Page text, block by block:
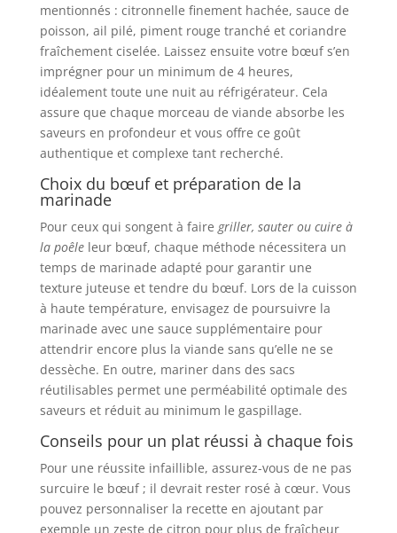
mentionnés : citronnelle finement hachée, sauce de
poisson, ail pilé, piment rouge tranché et coriandre
fraîchement ciselée. Laissez ensuite votre bœuf s’en
imprégner pour un minimum de 4 heures,
idéalement toute une nuit au réfrigérateur. Cela
assure que chaque morceau de viande absorbe les
saveurs en profondeur et vous offre ce goût
authentique et complexe tant recherché.
Choix du bœuf et préparation de la
marinade
Pour ceux qui songent à faire griller, sauter ou cuire à
la poêleleur bœuf, chaque méthode nécessitera un
temps de marinade adapté pour garantir une
texture juteuse et tendre du bœuf. Lors de la cuisson
à haute température, envisagez de poursuivre la
marinade avec une sauce supplémentaire pour
attendrir encore plus la viande sans qu’elle ne se
dessèche. En outre, mariner dans des sacs
réutilisables permet une perméabilité optimale des
saveurs et réduit au minimum le gaspillage.
Conseils pour un plat réussi à chaque fois
Pour une réussite infaillible, assurez-vous de ne pas
surcuire le bœuf ; il devrait rester rosé à cœur. Vous
pouvez personnaliser la recette en ajoutant par
exemple un zeste de citron pour plus de fraîcheur